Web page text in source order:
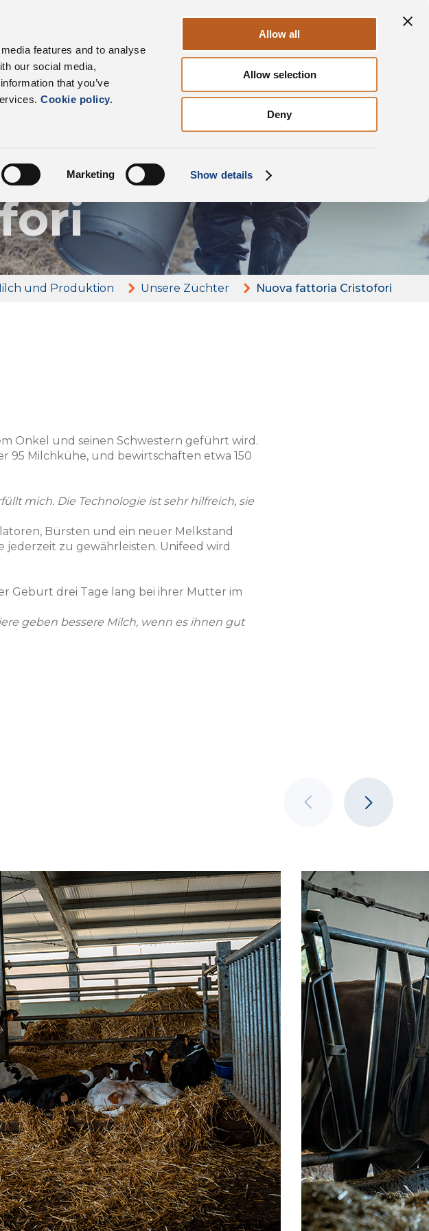
features and to analyse
our social media,
that you’ve
Cookie policy.
Marketing Show details
Allow all
Allow selection
Deny
Kontakte
und Produktion Unsere Züchter Nuova fattoria Cristofori
Onkel und seinen Schwestern geführt wird.
95 Milchkühe, und bewirtschaften etwa 150
mich. Die Technologie ist sehr hilfreich, sie
Bürsten und ein neuer Melkstand
zu gewährleisten. Unifeed wird
Geburt drei Tage lang bei ihrer Mutter im
geben bessere Milch, wenn es ihnen gut